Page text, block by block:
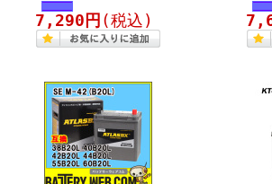
7,290円 (税込)